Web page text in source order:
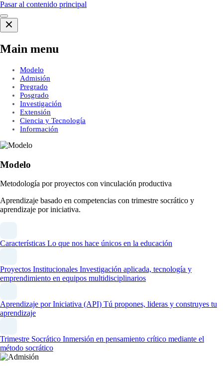
Pasar al contenido principal
Main menu
Modelo
Admisión
Pregrado
Posgrado
Investigación
Extensión
Ciencia y Tecnología
Información
Modelo
Metodología por proyectos con vinculación productiva
Aprendizaje basado en competencias con trimestre socrático y
aprendizaje por iniciativa.
Características Lo que nos hace únicos en la educación
Proyectos Institucionales Investigación aplicada, tecnología y
emprendimiento en equipos multidisciplinarios
Aprendizaje por Iniciativa (API) Tú propones, lideras y construyes tu
aprendizaje
Trimestre Socrático Inmersión en pensamiento crítico mediante el
método socrático